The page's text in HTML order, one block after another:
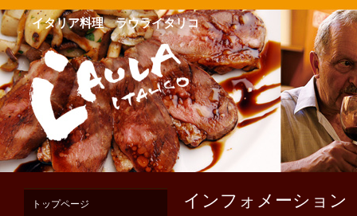
イタリア料理 ラウライタリコ
インフォメーション
トップページ